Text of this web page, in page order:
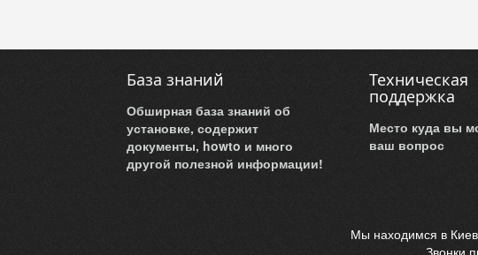
База знаний
Обширная база знаний об
установке, содержит
документы, howto и много
другой полезной информации!
Техническая
поддержка
Место куда вы
ваш вопрос
Мы находимся в
Звонки